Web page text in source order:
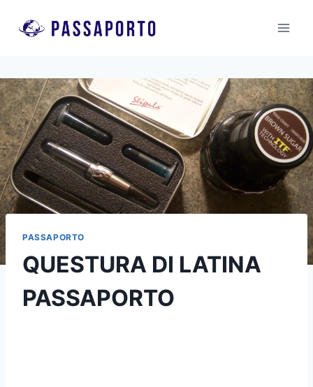
PASSAPORTO
QUESTURA DI LATINA
PASSAPORTO